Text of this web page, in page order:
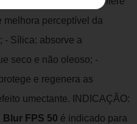
melhora perceptível da
- Sílica: absorve a
seco e não oleoso; -
e regenera as
umectante. INDICAÇÃO:
FPS 50 é indicado para